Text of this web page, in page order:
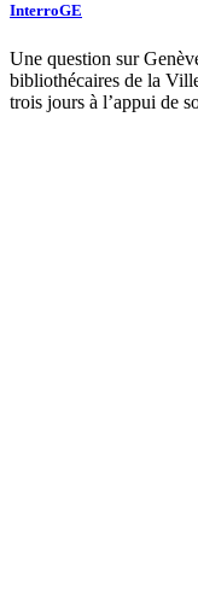
InterroGE
Une question sur
bibliothécaires de la
trois jours à l’appui de